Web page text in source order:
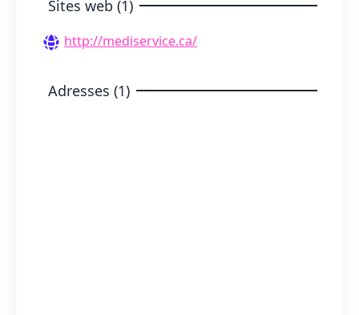
Sites web (1)
http://mediservice.ca/
Adresses (1)